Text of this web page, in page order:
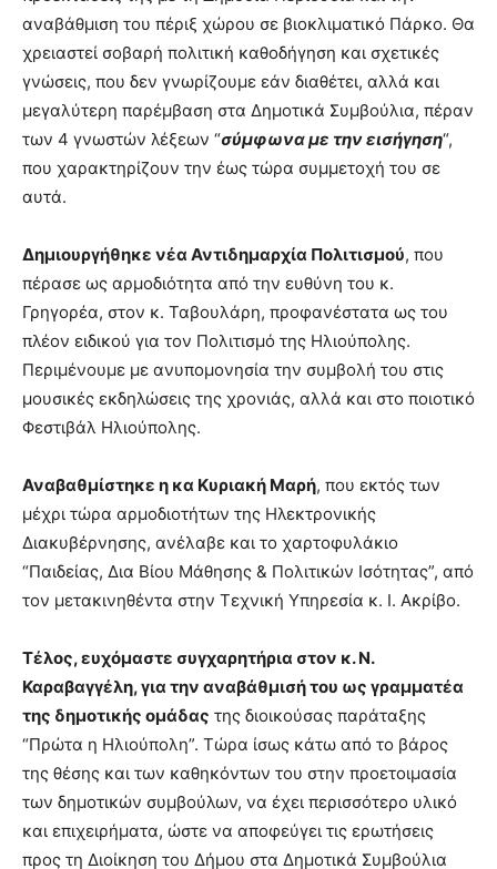
αναβάθμιση του πέριξ χώρου σε βιοκλιματικό Πάρκο. Θα
χρειαστεί σοβαρή πολιτική καθοδήγηση και σχετικές
γνώσεις, που δεν γνωρίζουμε εάν διαθέτει, αλλά και
μεγαλύτερη παρέμβαση στα Δημοτικά Συμβούλια, πέραν
των 4 γνωστών λέξεων “σύμφωνα με την εισήγηση“,
που χαρακτηρίζουν την έως τώρα συμμετοχή του σε
αυτά.
Δημιουργήθηκε νέα Αντιδημαρχία Πολιτισμού, που
πέρασε ως αρμοδιότητα από την ευθύνη του κ.
Γρηγορέα, στον κ. Ταβουλάρη, προφανέστατα ως του
πλέον ειδικού για τον Πολιτισμό της Ηλιούπολης.
Περιμένουμε με ανυπομονησία την συμβολή του στις
μουσικές εκδηλώσεις της χρονιάς, αλλά και στο ποιοτικό
Φεστιβάλ Ηλιούπολης.
Αναβαθμίστηκε η κα Κυριακή Μαρή, που εκτός των
μέχρι τώρα αρμοδιοτήτων της Ηλεκτρονικής
Διακυβέρνησης, ανέλαβε και το χαρτοφυλάκιο
“Παιδείας, Δια Βίου Μάθησης & Πολιτικών Ισότητας”, από
τον μετακινηθέντα στην Τεχνική Υπηρεσία κ. Ι. Ακρίβο.
Τέλος, ευχόμαστε συγχαρητήρια στον κ. Ν.
Καραβαγγέλη, για την αναβάθμισή του ως γραμματέα
της δημοτικής ομάδας της διοικούσας παράταξης
“Πρώτα η Ηλιούπολη”. Τώρα ίσως κάτω από το βάρος
της θέσης και των καθηκόντων του στην προετοιμασία
των δημοτικών συμβούλων, να έχει περισσότερο υλικό
και επιχειρήματα, ώστε να αποφεύγει τις ερωτήσεις
προς τη Διοίκηση του Δήμου στα Δημοτικά Συμβούλια